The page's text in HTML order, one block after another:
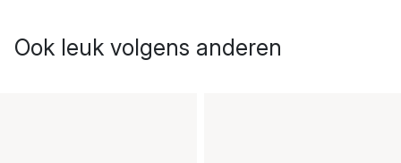
Ook leuk volgens anderen